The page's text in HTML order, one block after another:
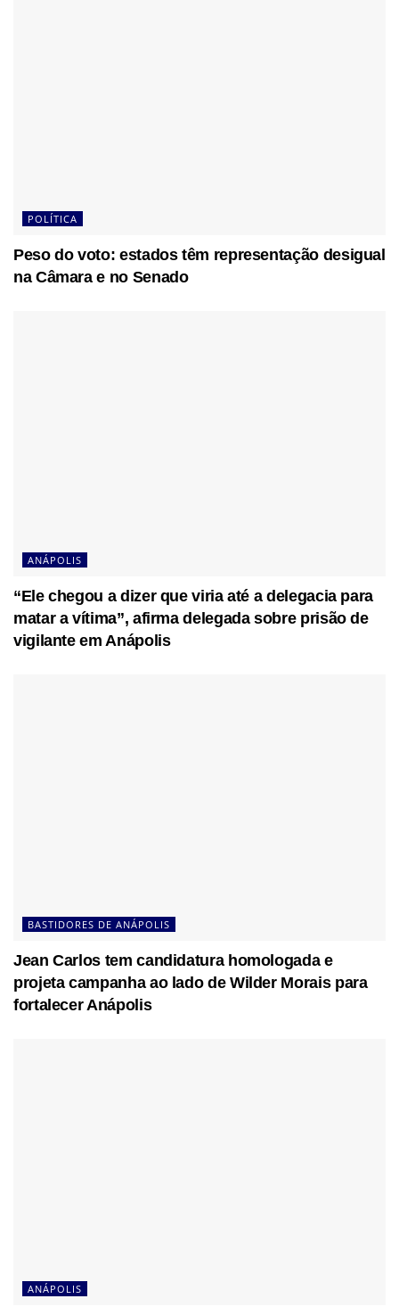
POLÍTICA
Peso do voto: estados têm representação desigual
na Câmara e no Senado
ANÁPOLIS
“Ele chegou a dizer que viria até a delegacia para
matar a vítima”, afirma delegada sobre prisão de
vigilante em Anápolis
BASTIDORES DE ANÁPOLIS
Jean Carlos tem candidatura homologada e
projeta campanha ao lado de Wilder Morais para
fortalecer Anápolis
ANÁPOLIS